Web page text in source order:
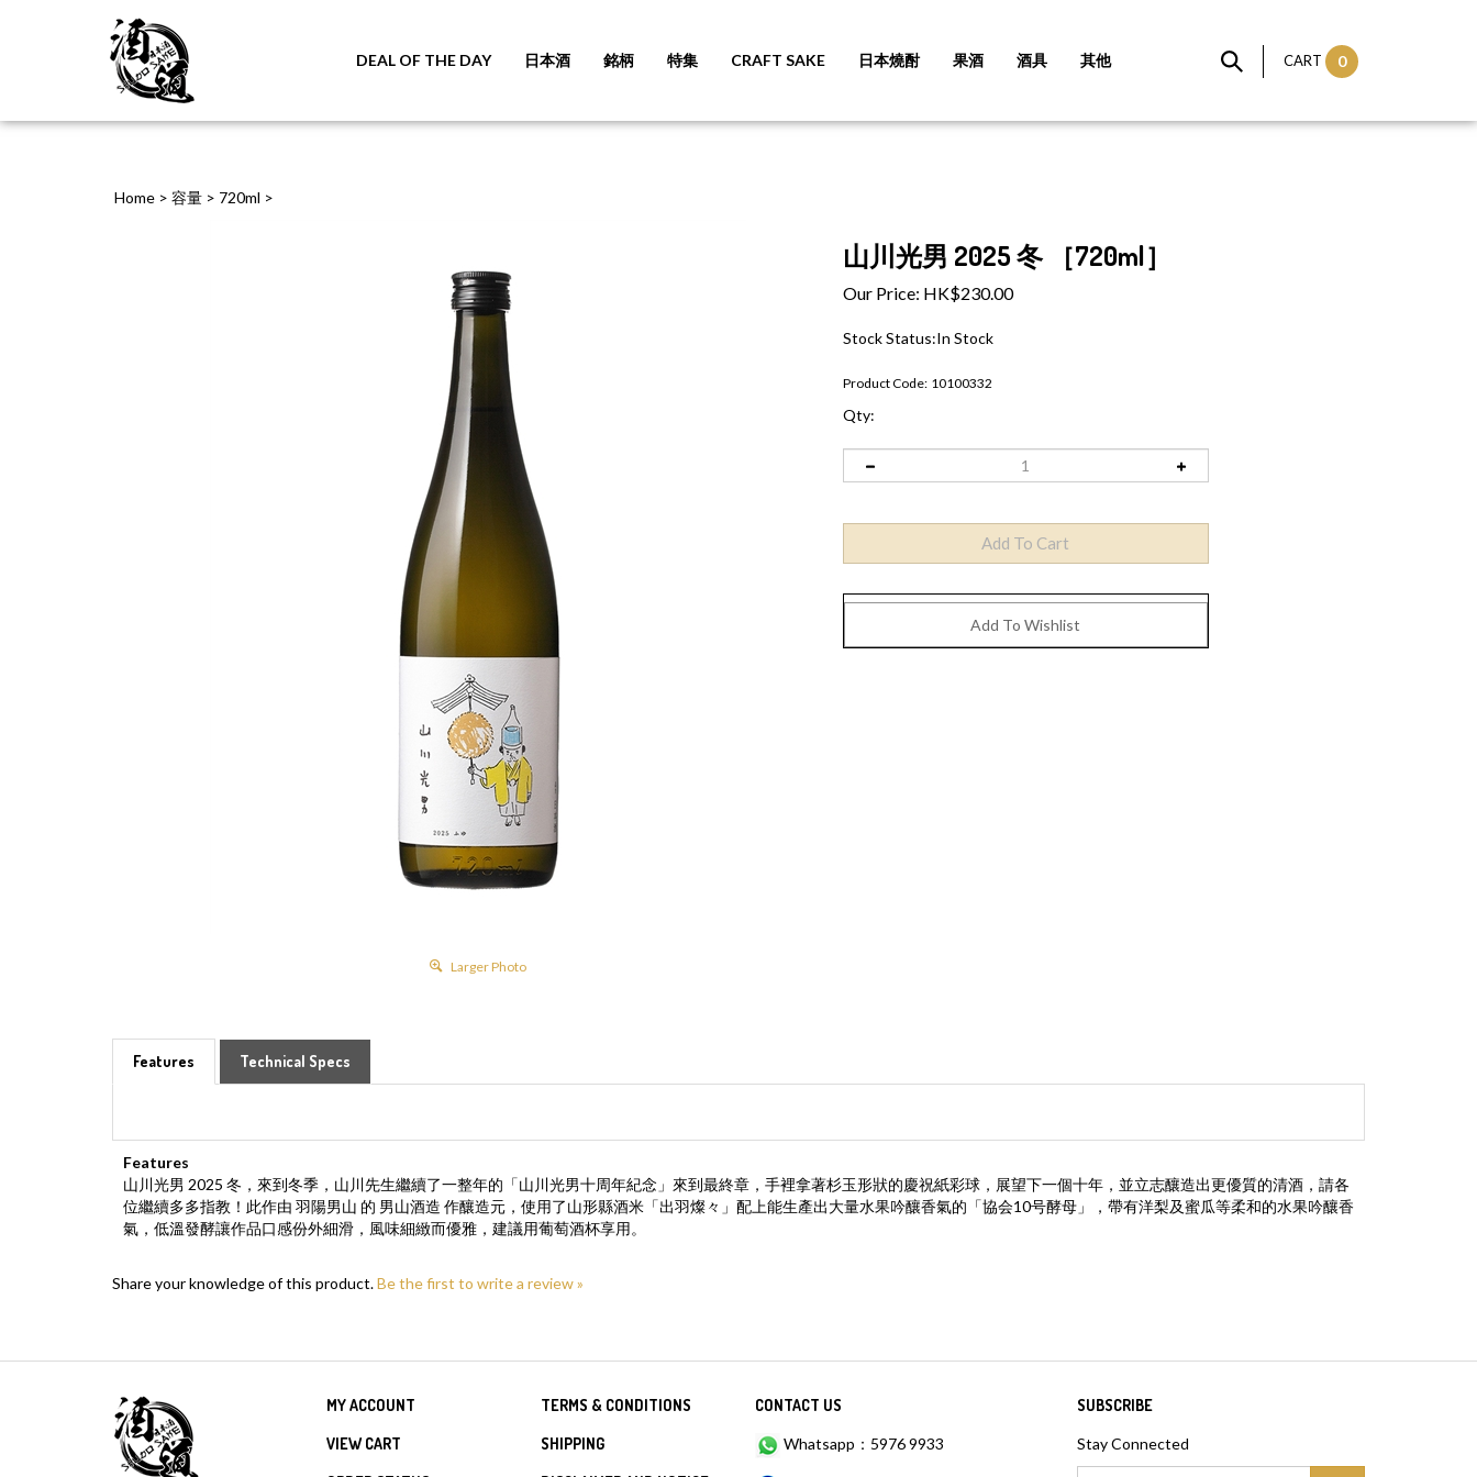
DEAL OF THE DAY 日本酒 銘柄 特集 CRAFT SAKE 日本燒酎 果酒 酒具 其他 CART 0
Home > 容量 > 720ml >
Larger Photo
山川光男 2025 冬 ［720ml］
Our Price: HK$230.00
Stock Status:In Stock
Product Code: 10100332
Qty:
Features Technical Specs
Features
山川光男 2025 冬，來到冬季，山川先生繼續了一整年的「山川光男十周年紀念」來到最終章，手裡拿著杉玉形狀的慶祝紙彩球，展望下一個十年，並立志釀造出更優質的清酒，請各
位繼續多多指教！此作由 羽陽男山 的 男山酒造 作釀造元，使用了山形縣酒米「出羽燦々」配上能生產出大量水果吟釀香氣的「協会10号酵母」，帶有洋梨及蜜瓜等柔和的水果吟釀香
氣，低溫發酵讓作品口感份外細滑，風味細緻而優雅，建議用葡萄酒杯享用。
Share your knowledge of this product.Be the first to write a review »
MY ACCOUNT
VIEW CART
TERMS & CONDITIONS
SHIPPING
CONTACT US
Whatsapp：5976 9933
SUBSCRIBE
Stay Connected